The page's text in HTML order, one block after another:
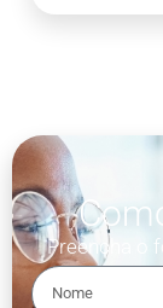
Preencha o